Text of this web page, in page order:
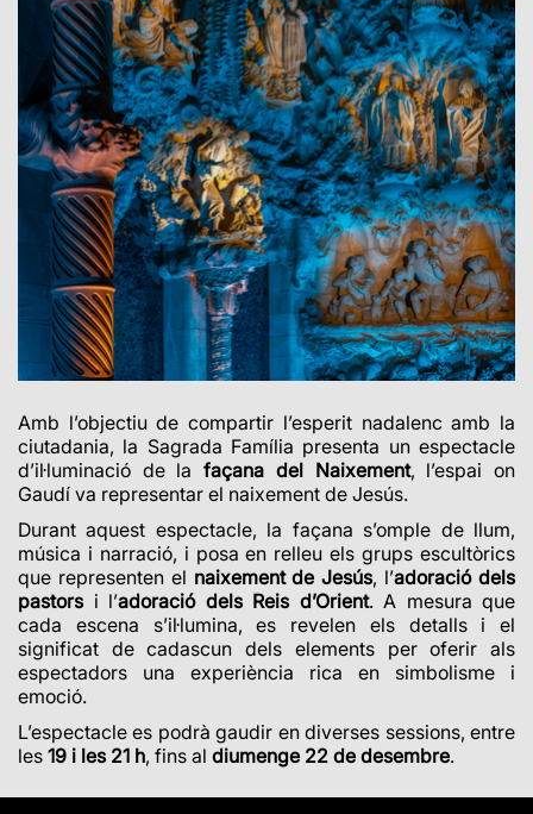
Amb l’objectiu de compartir l’esperit nadalenc amb la
ciutadania, la Sagrada Família presenta un espectacle
d’il·luminació de lafaçana del Naixement, l’espai on
Gaudí va representar el naixement de Jesús.
Durant aquest espectacle, la façana s’omple de llum,
música i narració, i posa en relleu els grups escultòrics
que representen el naixement de Jesús, l’adoració dels
pastorsi l’adoració dels Reis d’Orient. A mesura que
cada escena s’il·lumina, es revelen els detalls i el
significat de cadascun dels elements per oferir als
espectadors una experiència rica en simbolisme i
emoció.
L’espectacle es podrà gaudir en diverses sessions, entre
les 19 i les 21 h, fins al diumenge 22 de desembre.